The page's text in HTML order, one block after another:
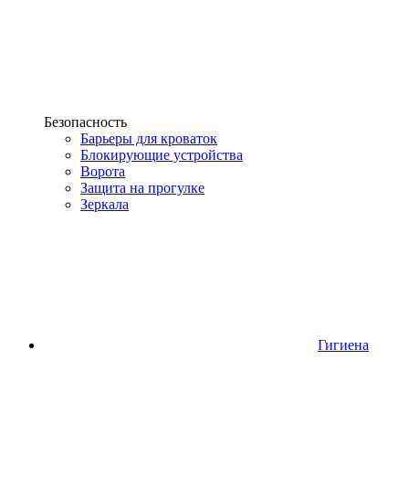
Безопасность
Барьеры для кроваток
Блокирующие устройства
Ворота
Защита на прогулке
Зеркала
Гигиена